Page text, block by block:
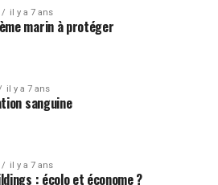
il y a 7 ans
marin à protéger
il y a 7 ans
sanguine
il y a 7 ans
: écolo et économe ?